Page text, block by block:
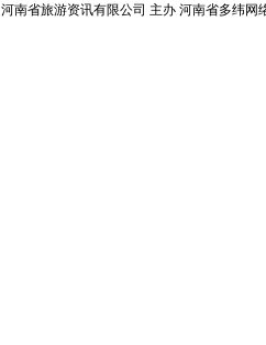
河南省旅游资讯有限公司 主办 河南省多纬